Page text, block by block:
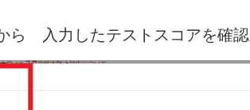
入力したテストスコアを確認